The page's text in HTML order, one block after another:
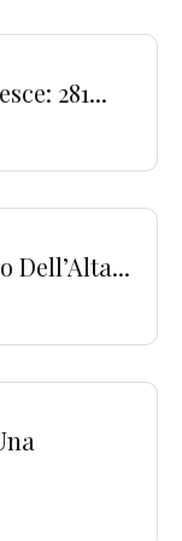
281...
Dell’Alta...